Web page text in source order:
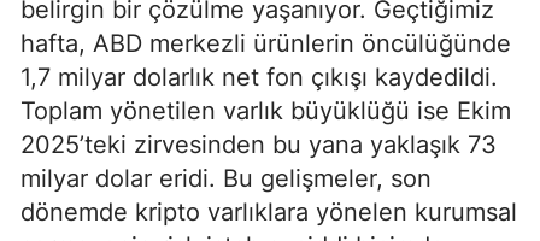
belirgin bir çözülme yaşanıyor. Geçtiğimiz
hafta, ABD merkezli ürünlerin öncülüğünde
1,7 milyar dolarlık net fon çıkışı kaydedildi.
Toplam yönetilen varlık büyüklüğü ise Ekim
2025’teki zirvesinden bu yana yaklaşık 73
milyar dolar eridi. Bu gelişmeler, son
dönemde kripto varlıklara yönelen kurumsal